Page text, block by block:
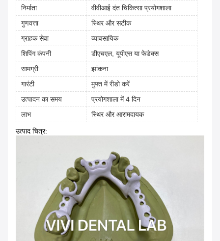
निर्माता
वीवीआई दंत चिकित्सा प्रयोगशाला
गुणवत्ता
स्थिर और सटीक
ग्राहक सेवा
व्यावसायिक
शिपिंग कंपनी
डीएचएल, यूपीएस या फेडेक्स
सामग्री
झांकना
गारंटी
मुफ्त में रीडो करें
उत्पादन का समय
प्रयोगशाला में 4 दिन
लाभ
स्थिर और आरामदायक
उत्पाद चित्र: